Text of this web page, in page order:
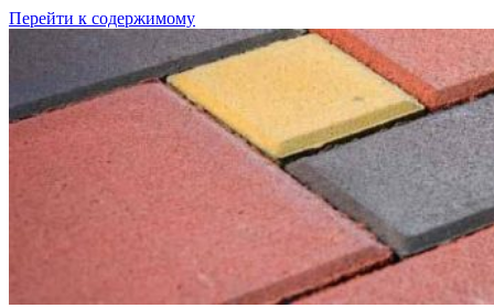
Перейти к содержимому